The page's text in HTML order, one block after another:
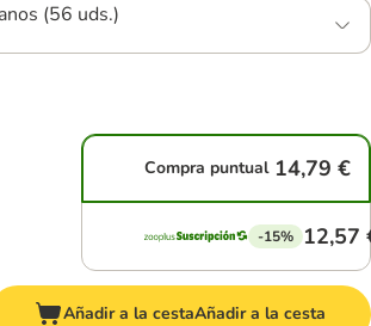
(56 uds.)
Compra puntual 14,79 €
-15% 12,57
Añadir a la cestaAñadir a la cesta